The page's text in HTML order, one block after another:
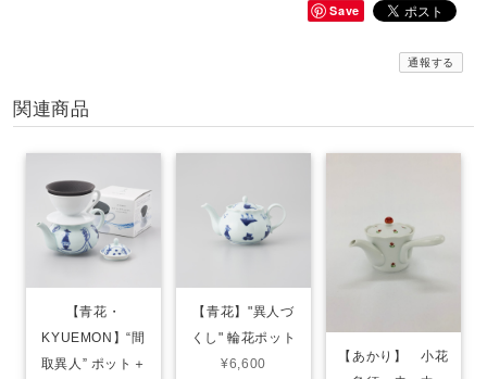
Save
通報する
関連商品
【青花・
KYUEMON】“間
取異人” ポット＋
【青花】"異人づ
くし" 輪花ポット
¥6,600
【あかり】 小花